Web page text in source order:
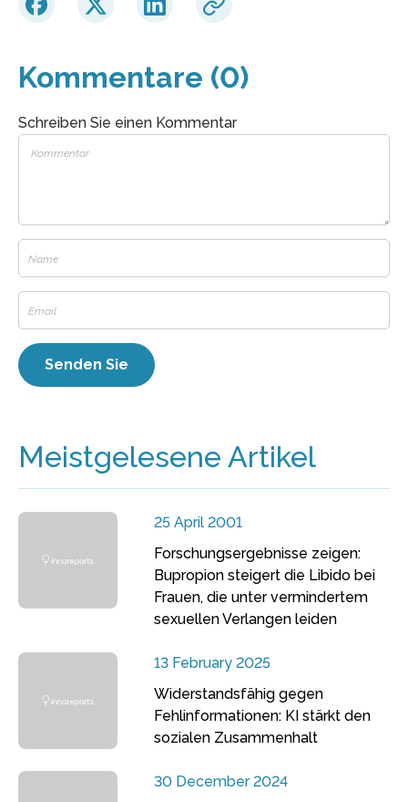
Kommentare (0)
Schreiben Sie einen Kommentar
Meistgelesene Artikel
25 April 2001
Forschungsergebnisse zeigen:
Bupropion steigert die Libido bei
Frauen, die unter vermindertem
sexuellen Verlangen leiden
13 February 2025
Widerstandsfähig gegen
Fehlinformationen: KI stärkt den
sozialen Zusammenhalt
30 December 2024